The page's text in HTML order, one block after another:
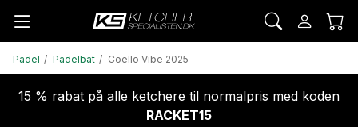
Padel Padelbat Coello Vibe 2025
15 % rabat på alle ketchere til normalpris med koden
RACKET15